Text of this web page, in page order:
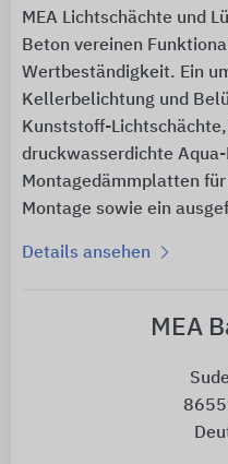
MEA Lichtschächte und
Beton vereinen
Wertbeständigkeit. Ein
Kellerbelichtung und
Kunststoff-
druckwasserdichte
Montagedämmplatten
Montage sowie ein
Details ansehen
MEA